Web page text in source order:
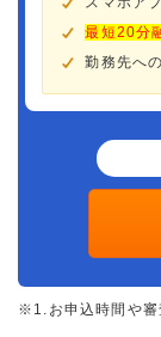
最短20分
勤務先へ
※1.お申込時間や審